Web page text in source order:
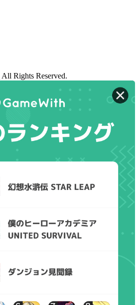
All Rights Reserved.